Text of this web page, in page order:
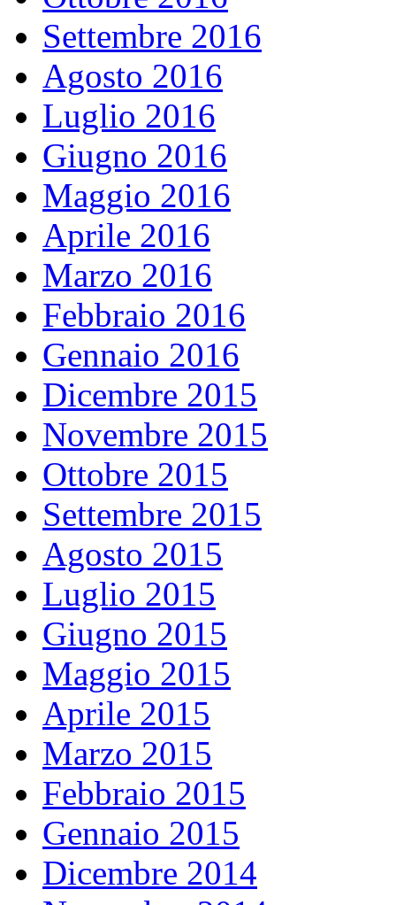
Settembre 2016
Agosto 2016
Luglio 2016
Giugno 2016
Maggio 2016
Aprile 2016
Marzo 2016
Febbraio 2016
Gennaio 2016
Dicembre 2015
Novembre 2015
Ottobre 2015
Settembre 2015
Agosto 2015
Luglio 2015
Giugno 2015
Maggio 2015
Aprile 2015
Marzo 2015
Febbraio 2015
Gennaio 2015
Dicembre 2014